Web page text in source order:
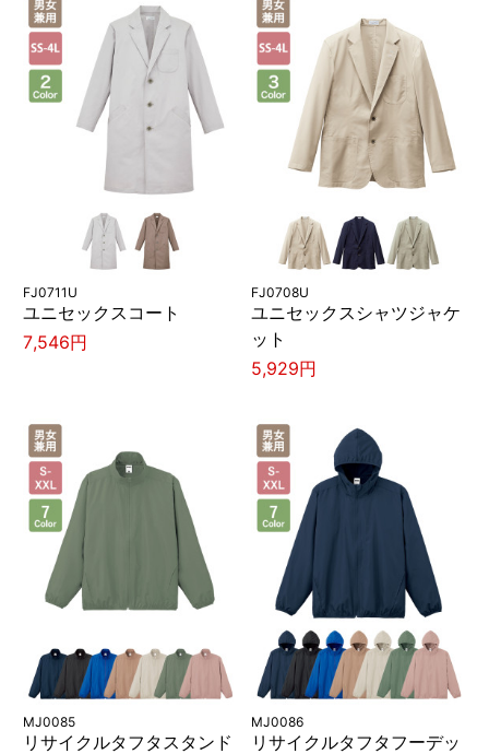
FJ0711U
ユニセックスコート
7,546円
FJ0708U
ユニセックスシャツジャケ
ット
5,929円
MJ0085
リサイクルタフタスタンド
MJ0086
リサイクルタフタフーデッ